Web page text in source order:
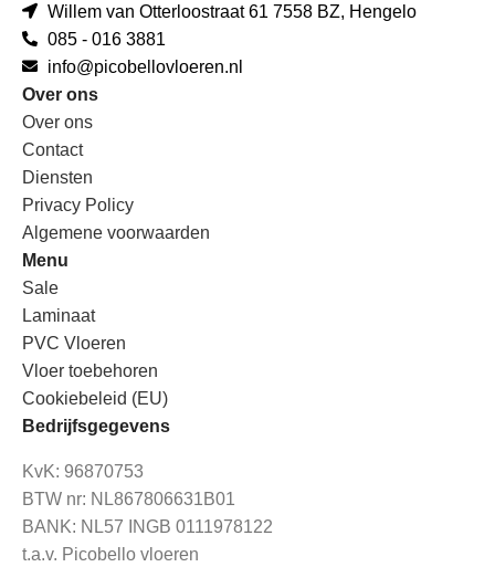
Willem van Otterloostraat 61 7558 BZ, Hengelo
085 - 016 3881
info@picobellovloeren.nl
Over ons
Over ons
Contact
Diensten
Privacy Policy
Algemene voorwaarden
Menu
Sale
Laminaat
PVC Vloeren
Vloer toebehoren
Cookiebeleid (EU)
Bedrijfsgegevens
KvK: 96870753
BTW nr: NL867806631B01
BANK: NL57 INGB 0111978122
t.a.v. Picobello vloeren